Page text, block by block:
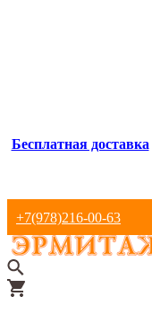
Бесплатная доставка
+7(978)216-00-63